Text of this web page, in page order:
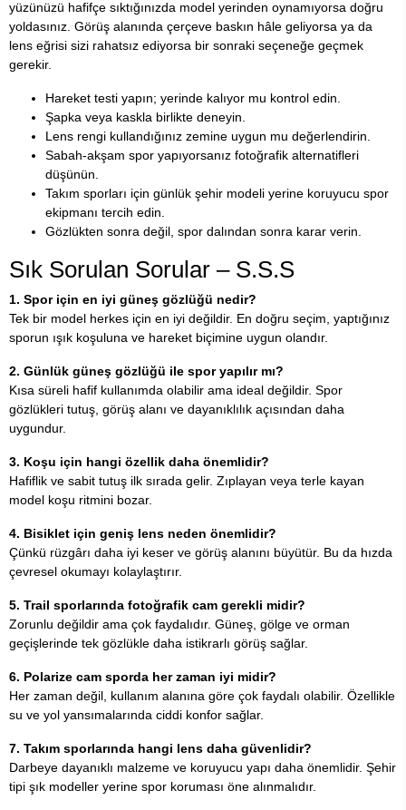
yüzünüzü hafifçe sıktığınızda model yerinden oynamıyorsa doğru
yoldasınız. Görüş alanında çerçeve baskın hâle geliyorsa ya da
lens eğrisi sizi rahatsız ediyorsa bir sonraki seçeneğe geçmek
gerekir.
Hareket testi yapın; yerinde kalıyor mu kontrol edin.
Şapka veya kaskla birlikte deneyin.
Lens rengi kullandığınız zemine uygun mu değerlendirin.
Sabah-akşam spor yapıyorsanız fotoğrafik alternatifleri
düşünün.
Takım sporları için günlük şehir modeli yerine koruyucu spor
ekipmanı tercih edin.
Gözlükten sonra değil, spor dalından sonra karar verin.
Sık Sorulan Sorular – S.S.S
1. Spor için en iyi güneş gözlüğü nedir?
Tek bir model herkes için en iyi değildir. En doğru seçim, yaptığınız
sporun ışık koşuluna ve hareket biçimine uygun olandır.
2. Günlük güneş gözlüğü ile spor yapılır mı?
Kısa süreli hafif kullanımda olabilir ama ideal değildir. Spor
gözlükleri tutuş, görüş alanı ve dayanıklılık açısından daha
uygundur.
3. Koşu için hangi özellik daha önemlidir?
Hafiflik ve sabit tutuş ilk sırada gelir. Zıplayan veya terle kayan
model koşu ritmini bozar.
4. Bisiklet için geniş lens neden önemlidir?
Çünkü rüzgârı daha iyi keser ve görüş alanını büyütür. Bu da hızda
çevresel okumayı kolaylaştırır.
5. Trail sporlarında fotoğrafik cam gerekli midir?
Zorunlu değildir ama çok faydalıdır. Güneş, gölge ve orman
geçişlerinde tek gözlükle daha istikrarlı görüş sağlar.
6. Polarize cam sporda her zaman iyi midir?
Her zaman değil, kullanım alanına göre çok faydalı olabilir. Özellikle
su ve yol yansımalarında ciddi konfor sağlar.
7. Takım sporlarında hangi lens daha güvenlidir?
Darbeye dayanıklı malzeme ve koruyucu yapı daha önemlidir. Şehir
tipi şık modeller yerine spor koruması öne alınmalıdır.